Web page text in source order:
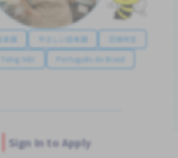
日本語 やさしい日本語
简体中文
Tiếng Việt
Português do Brasil
Sign In to Apply